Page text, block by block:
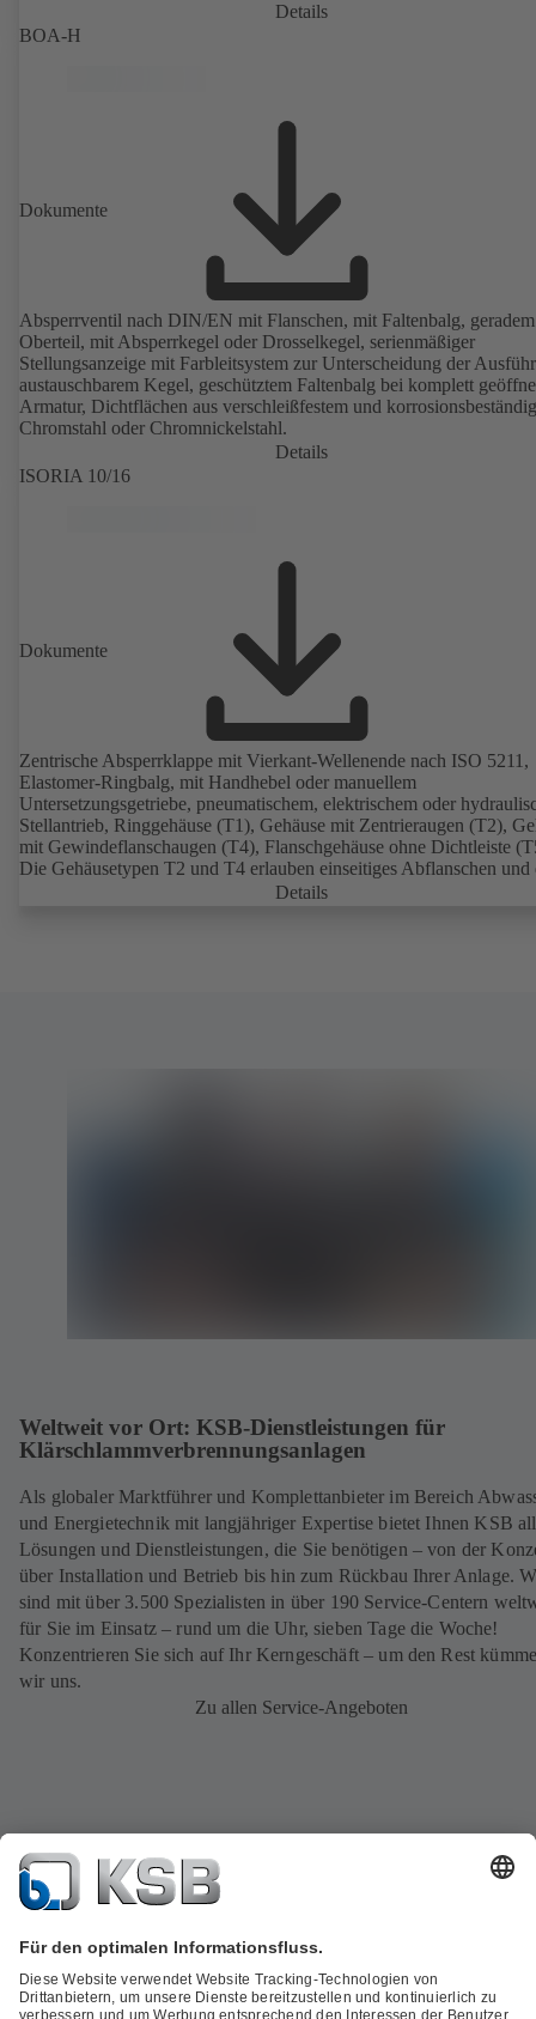
Details
BOA-H
Dokumente
Absperrventil nach DIN/EN mit Flanschen, mit Faltenbalg, geradem
Oberteil, mit Absperrkegel oder Drosselkegel, serienmäßiger
Stellungsanzeige mit Farbleitsystem zur Unterscheidung der
austauschbarem Kegel, geschütztem Faltenbalg bei komplett
Armatur, Dichtflächen aus verschleißfestem und
Chromstahl oder Chromnickelstahl.
Details
ISORIA 10/16
Dokumente
Zentrische Absperrklappe mit Vierkant-Wellenende nach ISO 5211,
Elastomer-Ringbalg, mit Handhebel oder manuellem
Untersetzungsgetriebe, pneumatischem, elektrischem oder
Stellantrieb, Ringgehäuse (T1), Gehäuse mit Zentrieraugen (T2),
mit Gewindeflanschaugen (T4), Flanschgehäuse ohne Dichtleiste
Die Gehäusetypen T2 und T4 erlauben einseitiges Abflanschen und
Einbau als Endarmatur mit Gegenflansch. Anschlüsse nach EN,
Details
Weltweit vor Ort: KSB-Dienstleistungen für
Klärschlammverbrennungsanlagen
Als globaler Marktführer und Komplettanbieter im Bereich
und Energietechnik mit langjähriger Expertise bietet Ihnen KSB
Lösungen und Dienstleistungen, die Sie benötigen – von der
über Installation und Betrieb bis hin zum Rückbau Ihrer Anlage.
sind mit über 3.500 Spezialisten in über 190 Service-Centern
für Sie im Einsatz – rund um die Uhr, sieben Tage die Woche!
Konzentrieren Sie sich auf Ihr Kerngeschäft – um den Rest
wir uns.
Zu allen Service-Angeboten